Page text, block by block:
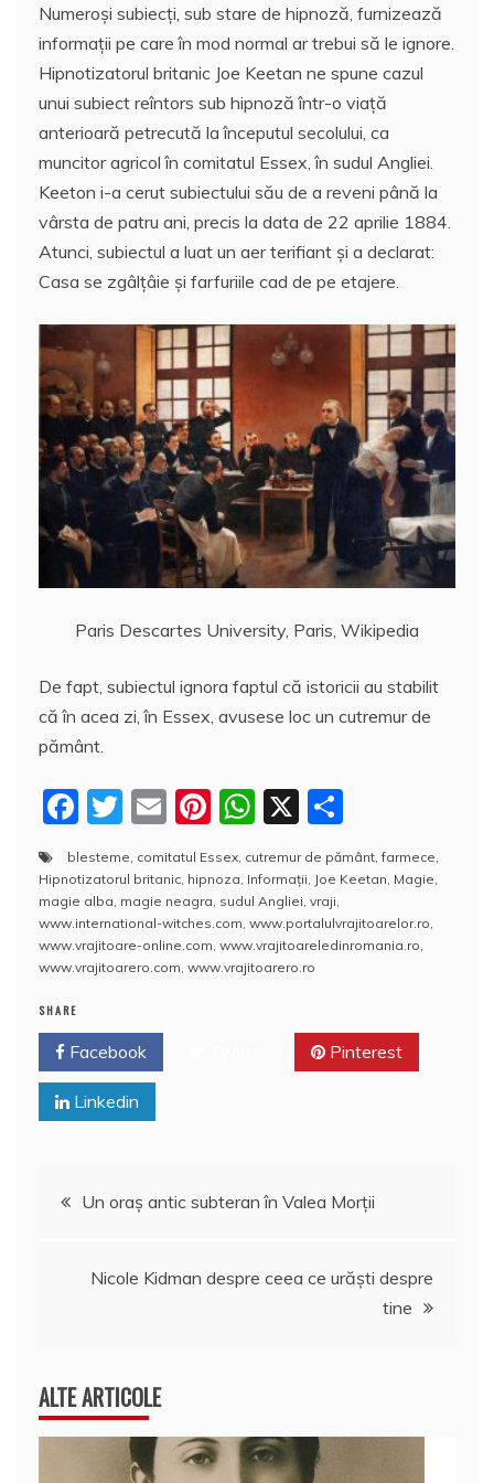
c
e
b
o
o
k
itt
er
ai
l
er
e
st
at
s
A
p
p
rt
aj
e
a
z
ă
Numeroşi subiecţi, sub stare de hipnoză, furnizează
informaţii pe care în mod normal ar trebui să le ignore.
Hipnotizatorul britanic Joe Keetan ne spune cazul
unui subiect reîntors sub hipnoză într-o viaţă
anterioară petrecută la începutul secolului, ca
muncitor agricol în comitatul Essex, în sudul Angliei.
Keeton i-a cerut subiectului său de a reveni până la
vârsta de patru ani, precis la data de 22 aprilie 1884.
Atunci, subiectul a luat un aer terifiant şi a declarat:
Casa se zgâlţâie şi farfuriile cad de pe etajere.
Paris Descartes University, Paris, Wikipedia
De fapt, subiectul ignora faptul că istoricii au stabilit
că în acea zi, în Essex, avusese loc un cutremur de
pământ.
F
a
c
e
b
o
k
T
itt
er
E
m
ai
l
Pi
er
e
st
W
h
at
s
A
p
X
a
rt
aj
e
ă
blesteme, comitatul Essex, cutremur de pământ,farmece,
Hipnotizatorul britanic, hipnoza, Informaţii, Joe Keetan, Magie,
magie alba, magie neagra, sudul Angliei, vraji,
www.international-witches.com, www.portalulvrajitoarelor.ro,
www.vrajitoare-online.com, www.vrajitoareledinromania.ro,
www.vrajitoarero.com, www.vrajitoarero.ro
SHARE
Facebook Pinterest
Linkedin
Navigare
Un oraş antic subteran în Valea Morţii
Nicole Kidman despre ceea ce urăști despre
tine
ALTE ARTICOLE